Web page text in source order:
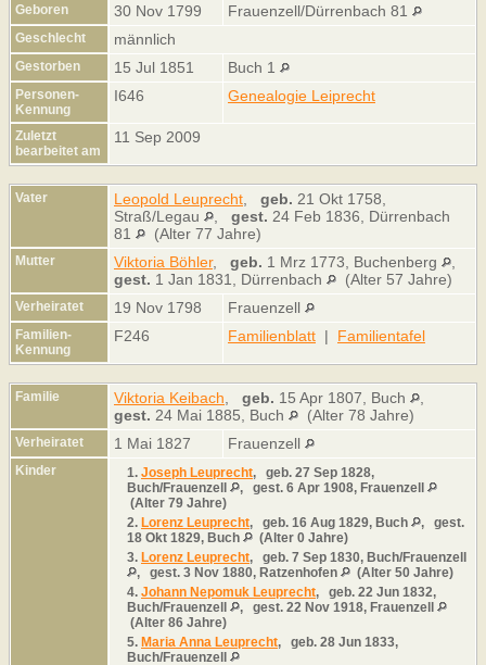
Geboren 30 Nov 1799 Frauenzell/Dürrenbach 81
Geschlecht männlich
Gestorben 15 Jul 1851 Buch 1
Personen-
Kennung
I646 Genealogie Leiprecht
Zuletzt
bearbeitet am
11 Sep 2009
Vater Leopold Leuprecht geb. 21 Okt 1758,
Straß/Legau
gest. 24 Feb 1836, Dürrenbach
81
(Alter 77 Jahre)
Mutter Viktoria Böhler, geb. 1 Mrz 1773, Buchenberg
gest. 1 Jan 1831, Dürrenbach (Alter 57 Jahre)
Verheiratet 19 Nov 1798 Frauenzell
Familien-
Kennung
F246 Familienblatt | Familientafel
Familie Viktoria Keibach geb. 15 Apr 1807, Buch
gest. 24 Mai 1885, Buch (Alter 78 Jahre)
Verheiratet 1 Mai 1827 Frauenzell
Kinder 1. Joseph Leuprecht, geb. 27 Sep 1828,
Buch/Frauenzell
, gest. 6 Apr 1908, Frauenzell
(Alter 79 Jahre)
2. Lorenz Leuprecht, geb. 16 Aug 1829, Buch , gest.
18 Okt 1829, Buch
(Alter 0 Jahre)
3. Lorenz Leuprecht, geb. 7 Sep 1830, Buch/Frauenzell
, gest. 3 Nov 1880, Ratzenhofen
(Alter 50 Jahre)
4. Johann Nepomuk Leuprecht, geb. 22 Jun 1832,
Buch/Frauenzell
, gest. 22 Nov 1918, Frauenzell
(Alter 86 Jahre)
5. Maria Anna Leuprecht, geb. 28 Jun 1833,
Buch/Frauenzell